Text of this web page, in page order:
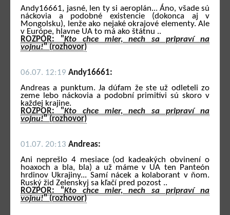
Andy16661, jasné, len ty si aeroplán... Áno, všade sú
náckovia a podobné existencie (dokonca aj v
Mongolsku), lenže ako nejaké okrajové elementy. Ale
v Európe, hlavne UA to má ako štátnu ..
ROZPOR: "Kto chce mier, nech sa pripraví na
vojnu!" (rozhovor)
06.07. 12:19 Andy16661:
Andreas a punktum. Ja dúfam že ste už odleteli zo
zeme lebo náckovia a podobní primitívi sú skoro v
každej krajine.
ROZPOR: "Kto chce mier, nech sa pripraví na
vojnu!" (rozhovor)
01.07. 20:13 Andreas:
Ani neprešlo 4 mesiace (od kadeakých obvinení o
hoaxoch a bla, bla) a už máme v UA ten Panteón
hrdinov Ukrajiny... Samí nácek a kolaborant v ňom.
Ruský žid Zelenskyj sa kľačí pred pozost ..
ROZPOR: "Kto chce mier, nech sa pripraví na
vojnu!" (rozhovor)